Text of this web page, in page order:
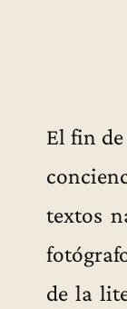
El fin
textos
de la